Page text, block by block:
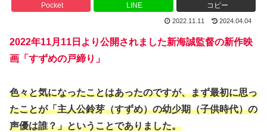
Pocket LINE コピー
2022.11.11 2024.04.04
2022年11月11日より公開されました新海誠監督の新作映
画「すずめの戸締り」
色々と気になったことはあったのですが、まず最初に思っ
たことが「主人公鈴芽（すずめ）の幼少期（子供時代）の
声優は誰？」ということでありました。